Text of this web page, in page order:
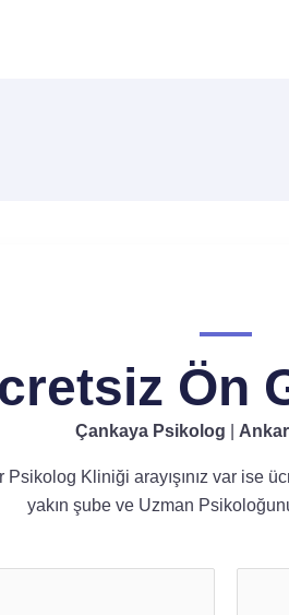
Ön
Çankaya Psikolog
Psikolog Kliniği arayışınız var ise
yakın şube ve Uzman